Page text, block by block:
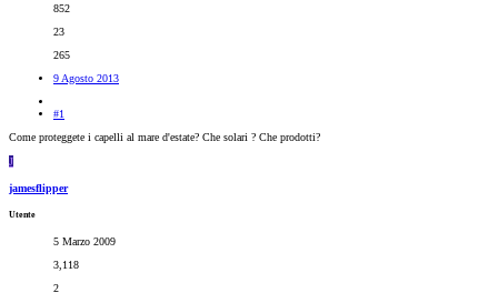
852
23
265
9 Agosto 2013
#1
Come proteggete i capelli al mare d'estate? Che solari ? Che prodotti?
J
jamesflipper
Utente
5 Marzo 2009
3,118
2